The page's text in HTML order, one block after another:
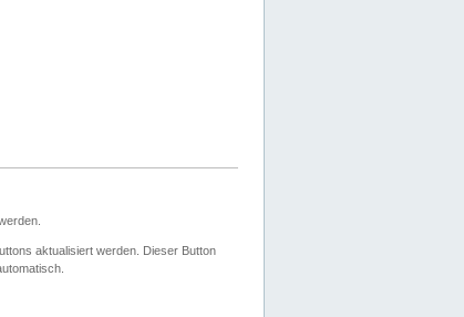
aktualisiert werden. Dieser Button